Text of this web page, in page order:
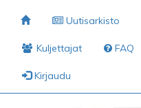
Uutisarkisto
Kuljettajat FAQ
Kirjaudu